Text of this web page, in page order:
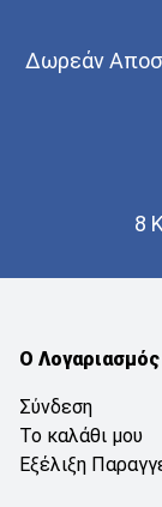
Δωρεάν
8
Ο
Σύνδεση
Το καλάθι μου
Εξέλιξη